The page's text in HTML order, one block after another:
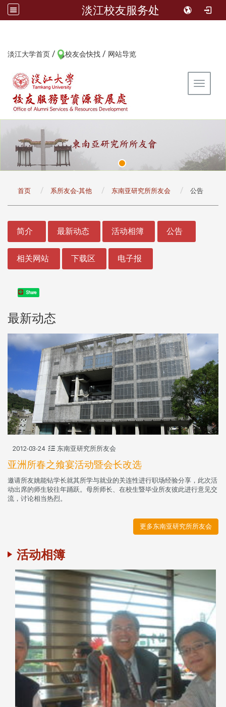
淡江校友服务处
淡江大学首页 / 校友会快找 / 网站导览
Toggle
首页 系所友会-其他 东南亚研究所所友会 公告
简介 最新动态 活动相簿 公告
相关网站 下载区 电子报
Share
最新动态
2012-03-24 东南亚研究所所友会
亚洲所春之飨宴活动暨会长改选
邀请所友姚能钻学长就其所学与就业的关连性进行职场经验分享，此次活
动出席的师生较往年踊跃。母所师长、在校生暨毕业所友彼此进行意见交
流，讨论相当热烈。
更多东南亚研究所所友会
活动相簿